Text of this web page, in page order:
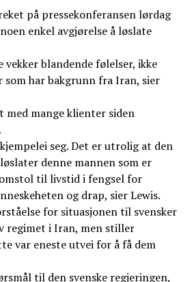
på pressekonferansen lørdag
enkel avgjørelse å løslate
blandende følelser, ikke
som har bakgrunn fra Iran, sier
mange klienter siden
seg. Det er utrolig at den
denne mannen som er
til livstid i fengsel for
og drap, sier Lewis.
for situasjonen til svensker
regimet i Iran, men stiller
var eneste utvei for å få dem
til den svenske regjeringen,